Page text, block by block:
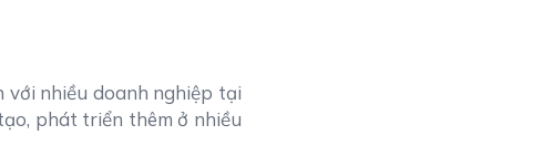
nhiều doanh nghiệp tại
phát triển thêm ở nhiều